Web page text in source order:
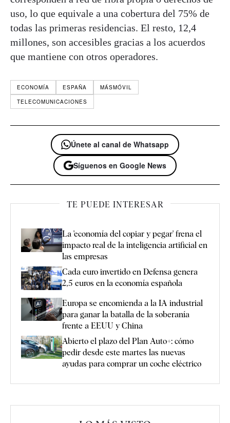
uso, lo que equivale a una cobertura del 75% de
todas las primeras residencias. El resto, 12,4
millones, son accesibles gracias a los acuerdos
que mantiene con otros operadores.
ECONOMÍA ESPAÑA
MÁSMÓVIL
TELECOMUNICACIONES
Únete al canal de Whatsapp
Síguenos en Google News
TE PUEDE INTERESAR
La 'economía del copiar y pegar' frena el
impacto real de la inteligencia artificial en
las empresas
Cada euro invertido en Defensa genera
2,5 euros en la economía española
Europa se encomienda a la IA industrial
para ganar la batalla de la soberanía
frente a EEUU y China
Abierto el plazo del Plan Auto+: cómo
pedir desde este martes las nuevas
ayudas para comprar un coche eléctrico